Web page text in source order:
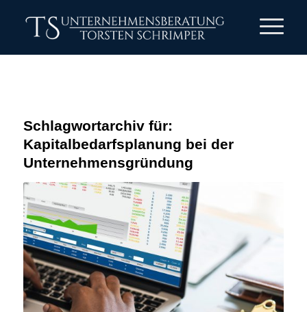
Schlagwortarchiv für:
Kapitalbedarfsplanung bei der
Unternehmensgründung